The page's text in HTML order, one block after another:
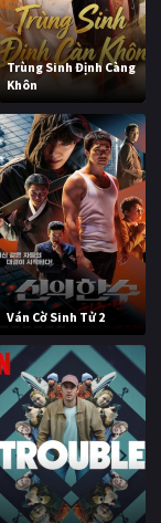
Trùng Sinh Định Càng
Khôn
Ván Cờ Sinh Tử 2